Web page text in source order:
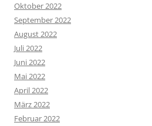
Oktober 2022
September 2022
August 2022
Juli 2022
Juni 2022
Mai 2022
April 2022
März 2022
Februar 2022